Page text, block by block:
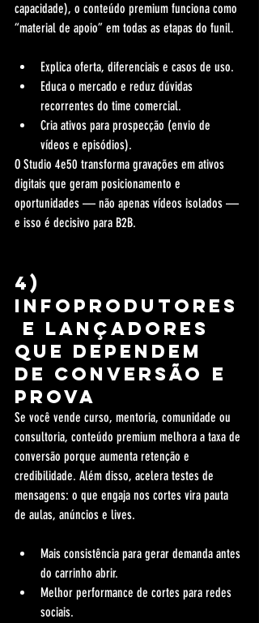
capacidade), o conteúdo premium funciona como
“material de apoio” em todas as etapas do funil.
Explica oferta, diferenciais e casos de uso.
Educa o mercado e reduz dúvidas
recorrentes do time comercial.
Cria ativos para prospecção (envio de
vídeos e episódios).
O Studio 4e50 transforma gravações em ativos
digitais que geram posicionamento e
oportunidades — não apenas vídeos isolados —
e isso é decisivo para B2B.
4)
Infoprodutores
e lançadores
que dependem
de conversão e
prova
Se você vende curso, mentoria, comunidade ou
consultoria, conteúdo premium melhora a taxa de
conversão porque aumenta retenção e
credibilidade. Além disso, acelera testes de
mensagens: o que engaja nos cortes vira pauta
de aulas, anúncios e lives.
Mais consistência para gerar demanda antes
do carrinho abrir.
Melhor performance de cortes para redes
sociais.